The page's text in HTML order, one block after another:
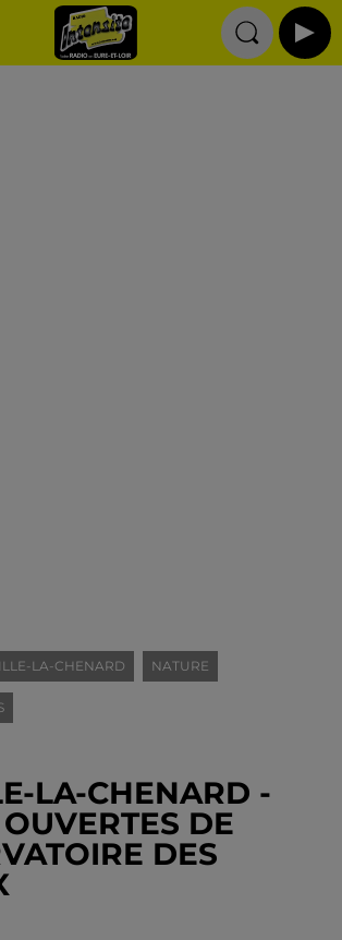
LA-CHENARD NATURE
LA-CHENARD -
DE
DES